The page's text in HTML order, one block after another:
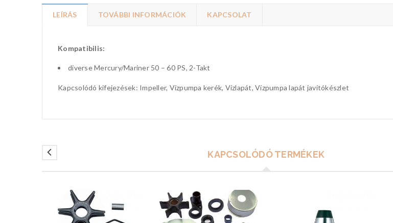
LEÍRÁS TOVÁBBI INFORMÁCIÓK KAPCSOLAT
Kompatibilis:
diverse Mercury/Mariner 50 – 60 PS, 2-Takt
Kapcsolódó kifejezések: Impeller, Vízpumpa kerék, Vízlapát, Vízpumpa lapát javítókészlet
KAPCSOLÓDÓ TERMÉKEK